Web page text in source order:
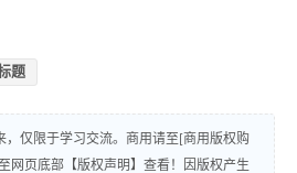
题
，仅限于学习交流。商用请至[商用版权购
网页底部【版权声明】查看！因版权产生